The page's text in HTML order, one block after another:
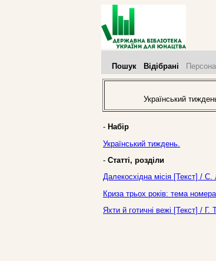
Пошук Відібрані
Український
- Набір
Український тиждень.
- Статті, розділи
Далекосхідна місія [Текст] /
Криза трьох років: тема
Яхти й готичні вежі [Текст] /